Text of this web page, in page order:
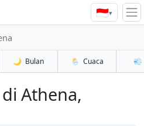
🇮🇩▾
🌙 Bulan 🌦️ Cuaca 💨
Athena,